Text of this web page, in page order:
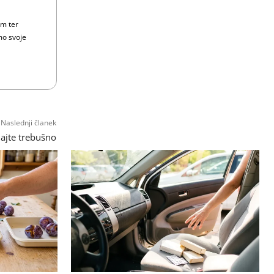
ter
svoje
Naslednji članek
trebušno